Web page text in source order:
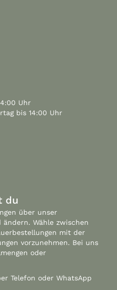
Uhr
bis 14:00 Uhr
du
über unser
ändern. Wähle zwischen
mit der
vorzunehmen. Bei uns
oder
Telefon oder WhatsApp